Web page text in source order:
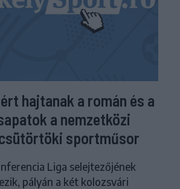
hajtanak a román és a
a nemzetközi
sportműsor
Liga selejtezőjének
pályán a két kolozsvári